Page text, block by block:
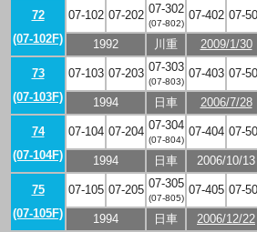
72
(07-102F)
07-102 07-202 07-302
(07-802)
07-402 07-
1992 川重 2009/1/30
73
(07-103F)
07-103 07-203 07-303
(07-803)
07-403 07-
1994 日車 2006/7/28
74
(07-104F)
07-104 07-204 07-304
(07-804)
07-404 07-
1994 日車 2006/10/13
75
(07-105F)
07-105 07-205 07-305
(07-805)
07-405 07-
1994 日車 2006/12/22